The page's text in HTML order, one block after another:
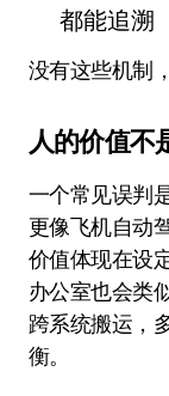
都能追溯
没有这些机制
人的价值不
一个常见误判
更像飞机自动
价值体现在设
办公室也会类
跨系统搬运，
衡。